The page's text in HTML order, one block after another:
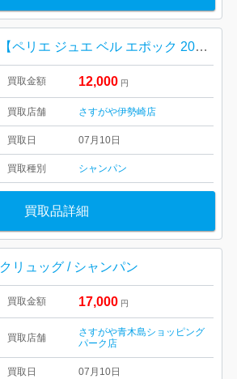
【ペリエ ジュエ ベル エポック 2013】シャンパン 高価買取｜伊勢崎市国定町
買取金額 12,000 円
買取店舗 さすがや伊勢崎店
買取日 07月10日
買取種別 シャンパン
買取品詳細
クリュッグ / シャンパン
買取金額 17,000 円
買取店舗
さすがや青木島ショッピング
パーク店
買取日 07月10日